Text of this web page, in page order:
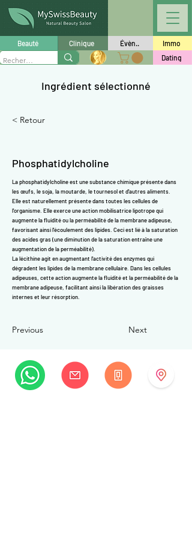
Beauté Clinique Évèn..
Immo
Dating
Ingrédient sélectionné
< Retour
Phosphatidylcholine
La phosphatidylcholine est une substance chimique présente dans
les œufs, le soja, la moutarde, le tournesol et d'autres aliments.
Elle est naturellement présente dans toutes les cellules de
l'organisme. Elle exerce une action mobilisatrice lipotrope qui
augmente la fluidité ou la perméabilité de la membrane adipeuse,
favorisant ainsi l'écoulement des lipides. Ceci est lié à la saturation
des acides gras (une diminution de la saturation entraîne une
augmentation de la perméabilité).
La lécithine agit en augmentant l'activité desenzymesqui
dégradent les lipides de la membrane cellulaire. Dans les cellules
adipeuses, cette action augmente la fluidité et la perméabilité de la
membrane adipeuse, facilitant ainsi la libération des graisses
internes et leur résorption.
Previous Next